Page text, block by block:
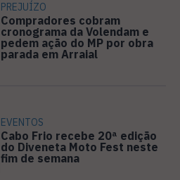
PREJUÍZO
Compradores cobram
cronograma da Volendam e
pedem ação do MP por obra
parada em Arraial
EVENTOS
Cabo Frio recebe 20ª edição
do Diveneta Moto Fest neste
fim de semana